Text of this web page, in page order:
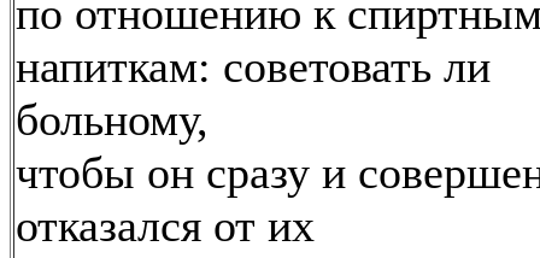
по отношению к
напиткам: советовать ли
больному,
чтобы он сразу и
отказался от их